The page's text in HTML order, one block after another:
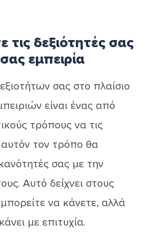
τις δεξιότητές σας
εμπειρία
σας στο πλαίσιο
είναι ένας από
τρόπους να τις
τον τρόπο θα
σας με την
Αυτό δείχνει στους
να κάνετε, αλλά
με επιτυχία.